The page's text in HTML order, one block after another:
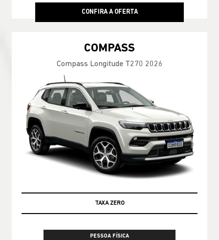
CONFIRA A OFERTA
COMPASS
Compass Longitude T270 2026
TAXA ZERO
PESSOA FÍSICA